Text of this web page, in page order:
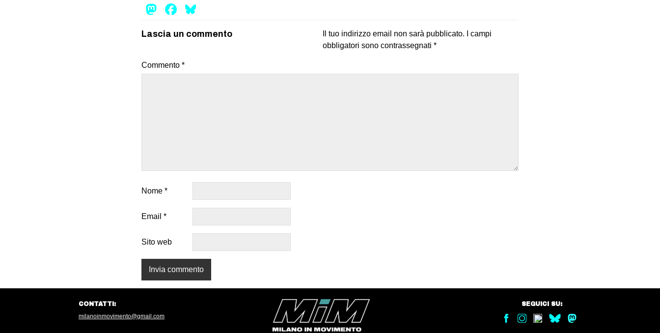
Mastodon
Facebook
Lascia un commento Il tuo indirizzo email non sarà pubblicato.
I campi
obbligatori sono contrassegnati *
Commento *
Nome *
Email *
Sito web
CONTATTI:
milanoinmovimento@gmail.com
SEGUICI SU: